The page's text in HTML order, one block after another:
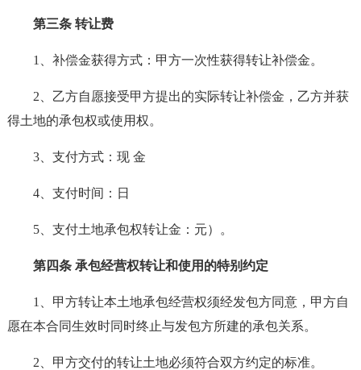
第三条 转让费
1、补偿金获得方式：甲方一次性获得转让补偿金。
2、乙方自愿接受甲方提出的实际转让补偿金，乙方并获
得土地的承包权或使用权。
3、支付方式：现 金
4、支付时间：日
5、支付土地承包权转让金：元）。
第四条 承包经营权转让和使用的特别约定
1、甲方转让本土地承包经营权须经发包方同意，甲方自
愿在本合同生效时同时终止与发包方所建的承包关系。
2、甲方交付的转让土地必须符合双方约定的标准。